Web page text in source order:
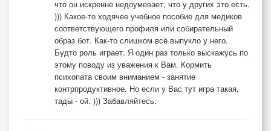
что он искренне недоумевает, что у других это есть.
))) Какое-то ходячее учебное пособие для медиков
соответствующего профиля или собирательный
образ бот. Как-то слишком всё выпукло у него.
Будто роль играет. Я один раз только выскажусь по
этому поводу из уважения к Вам. Кормить
психопата своим вниманием - занятие
контрпродуктивное. Но если у Вас тут игра такая,
тады - ой. ))) Забавляйтесь.